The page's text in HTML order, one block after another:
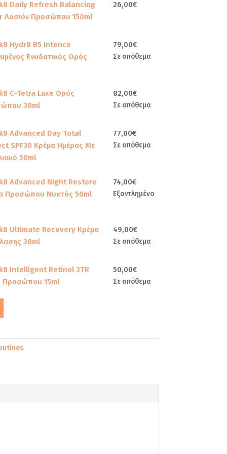
Daily Refresh Balancing
Λοσιόν Προσώπου 150ml
26,00€
Hydr8 B5 Intence
Ενυδατικός Ορός
79,00€
Σε απόθεμα
C-Tetra Luxe Ορός
30ml
82,00€
Σε απόθεμα
Advanced Day Total
SPF30 Κρέμα Ημέρας Με
50ml
77,00€
Σε απόθεμα
Advanced Night Restore
Προσώπου Νυκτός 50ml
74,00€
Εξαντλημένο
Ultimate Recovery Κρέμα
30ml
49,00€
Σε απόθεμα
Intelligent Retinol 3TR
Προσώπου 15ml
50,00€
Σε απόθεμα